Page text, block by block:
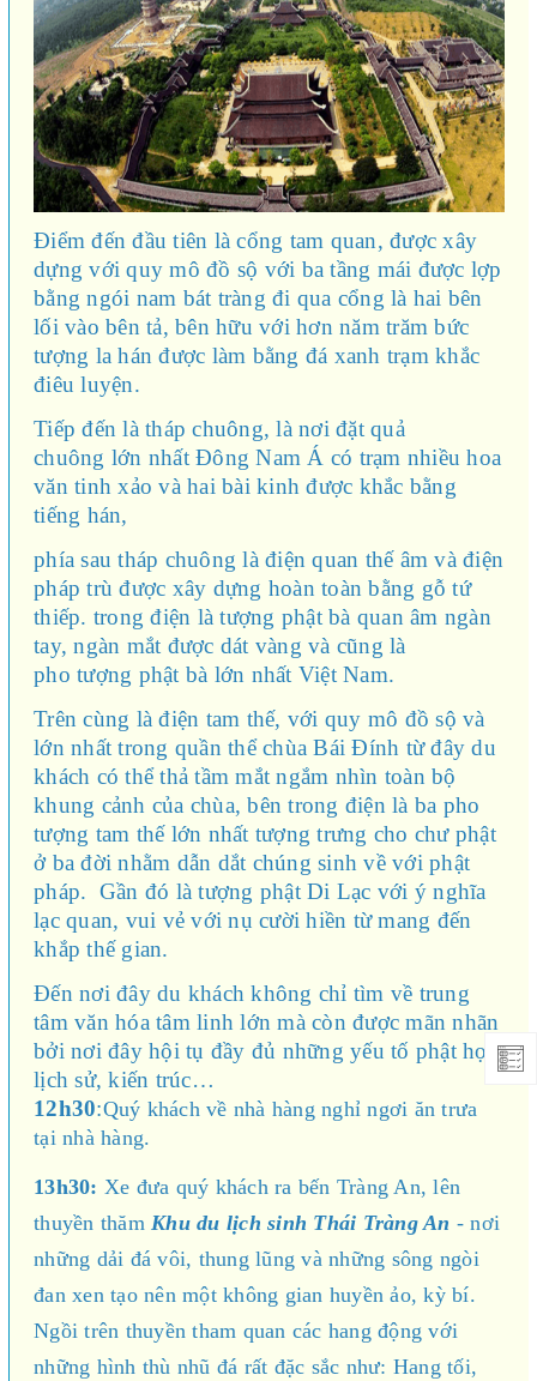
Điểm đến đầu tiên là cổng tam quan, được xây
dựng với quy mô đồ sộ với ba tầng mái được lợp
bằng ngói nam bát tràng đi qua cổng là hai bên
lối vào bên tả, bên hữu với hơn năm trăm bức
tượng la hán được làm bằng đá xanh trạm khắc
điêu luyện.
Tiếp đến là tháp chuông, là nơi đặt quả
chuông lớn nhất Đông Nam Á có trạm nhiều hoa
văn tinh xảo và hai bài kinh được khắc bằng
tiếng hán,
phía sau tháp chuông là điện quan thế âm và điện
pháp trù được xây dựng hoàn toàn bằng gỗ tứ
thiếp. trong điện là tượng phật bà quan âm ngàn
tay, ngàn mắt được dát vàng và cũng là
pho tượng phật bà lớn nhất Việt Nam.
Trên cùng là điện tam thế, với quy mô đồ sộ và
lớn nhất trong quần thể chùa Bái Đính từ đây du
khách có thể thả tầm mắt ngắm nhìn toàn bộ
khung cảnh của chùa, bên trong điện là ba pho
tượng tam thế lớn nhất tượng trưng cho chư phật
ở ba đời nhằm dẫn dắt chúng sinh về với phật
pháp. Gần đó là tượng phật Di Lạc với ý nghĩa
lạc quan, vui vẻ với nụ cười hiền từ mang đến
khắp thế gian.
Đến nơi đây du khách không chỉ tìm về trung
tâm văn hóa tâm linh lớn mà còn được mãn nhãn
bởi nơi đây hội tụ đầy đủ những yếu tố phật học,
lịch sử, kiến trúc…
12h30:Quý khách về nhà hàng nghỉ ngơi ăn trưa
tại nhà hàng.
13h30: Xe đưa quý khách ra bến Tràng An, lên
thuyền thăm Khu du lịch sinh Thái Tràng An - nơi
những dải đá vôi, thung lũng và những sông ngòi
đan xen tạo nên một không gian huyền ảo, kỳ bí.
Ngồi trên thuyền tham quan các hang động với
những hình thù nhũ đá rất đặc sắc như: Hang tối,